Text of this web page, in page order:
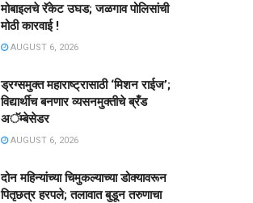
मोबाइलचे रॅकेट उघड; जळगाव पोलिसांची
मोठी कारवाई !
AUGUST 6, 2026
ड्रग्समुक्त महाराष्ट्रासाठी ‘मिशन राईज’;
विद्यार्थीच बनणार व्यसनमुक्तीचे ब्रँड
अॅम्बेसेडर
AUGUST 6, 2026
दोन महिन्यांच्या चिमुकल्याच्या डोक्यावरून
पितृछत्र हरपले; तलावात बुडून तरुणाचा